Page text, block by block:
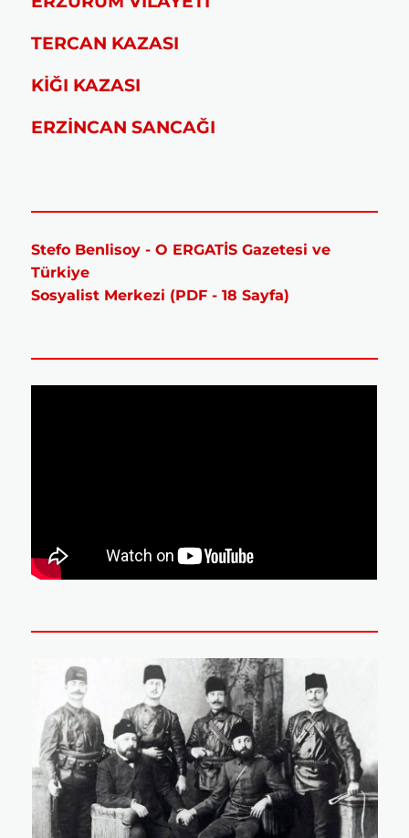
TERCAN KAZASI
KİĞI KAZASI
ERZİNCAN SANCAĞI
Stefo Benlisoy - O ERGATİS Gazetesi ve
Türkiye
Sosyalist Merkezi (PDF - 18 Sayfa)